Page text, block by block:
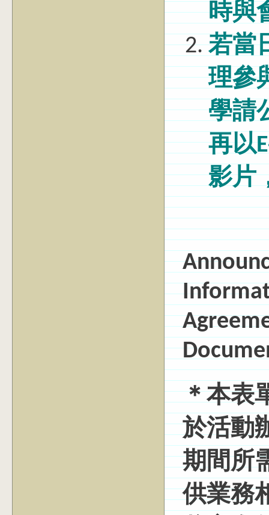
時與
若當
理參
學請
再以
影片
＊本表
於活動
期間所
供業務